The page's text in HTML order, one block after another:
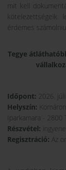
mit kell
kötelezettségeik
érdemes
Tegye
Időpont: 2026.
Helyszín:
Iparkamara - 2800
Részvétel:
Regisztráció: Az